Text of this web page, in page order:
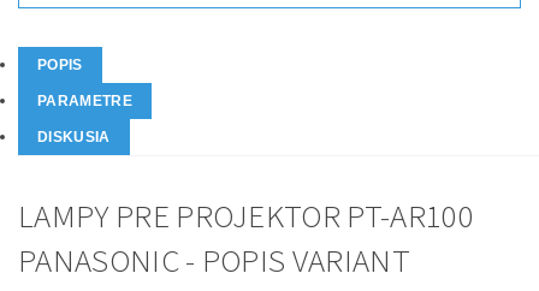
POPIS
PARAMETRE
DISKUSIA
LAMPY PRE PROJEKTOR PT-AR100
PANASONIC - POPIS VARIANT